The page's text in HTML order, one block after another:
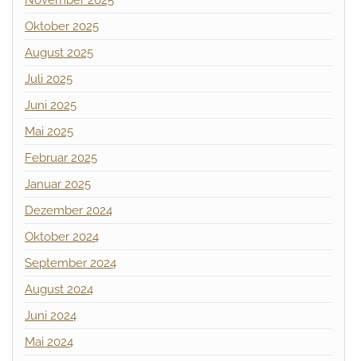
Oktober 2025
August 2025
Juli 2025
Juni 2025
Mai 2025
Februar 2025
Januar 2025
Dezember 2024
Oktober 2024
September 2024
August 2024
Juni 2024
Mai 2024